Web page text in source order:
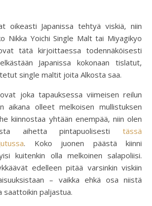
oikeasti Japanissa tehtyä viskiä, niin
Nikka Yoichi Single Malt tai Miyagikyo
tätä kirjoittaessa todennäköisesti
Japanissa kokonaan tislatut,
single maltit joita Alkosta saa.
joka tapauksessa viimeisen reilun
aikana olleet melkoisen mullistuksen
kiinnostaa yhtään enempää, niin olen
aihetta pintapuolisesti tässä
. Koko juonen päästä kiinni
kuitenkin olla melkoinen salapoliisi.
edelleen pitää varsinkin viskiin
– vaikka ehkä osa niistä
saattoikin paljastua.